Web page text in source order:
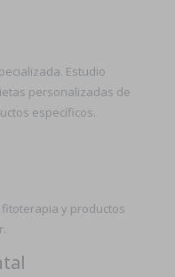
Estudio
personalizadas de
específicos.
y productos